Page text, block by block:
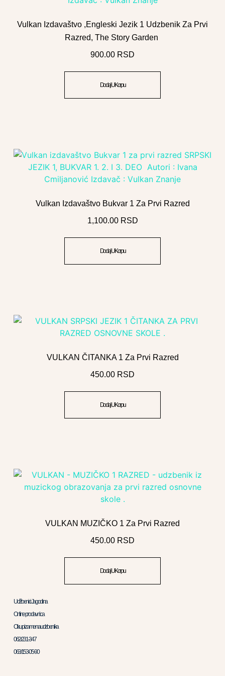
Vulkan Izdavaštvo ,Engleski Jezik 1 Udzbenik Za Prvi
Razred, The Story Garden
900.00 RSD
Dodaj U Korpu
Vulkan Izdavaštvo Bukvar 1 Za Prvi Razred
1,100.00 RSD
Dodaj U Korpu
VULKAN ČITANKA 1 Za Prvi Razred
450.00 RSD
Dodaj U Korpu
VULKAN MUZIČKO 1 Za Prvi Razred
450.00 RSD
Dodaj U Korpu
Udžbenici Jagodina
Online prodavnica
Otkup i zamena udzbenika
062/231-347
063/153-05-90